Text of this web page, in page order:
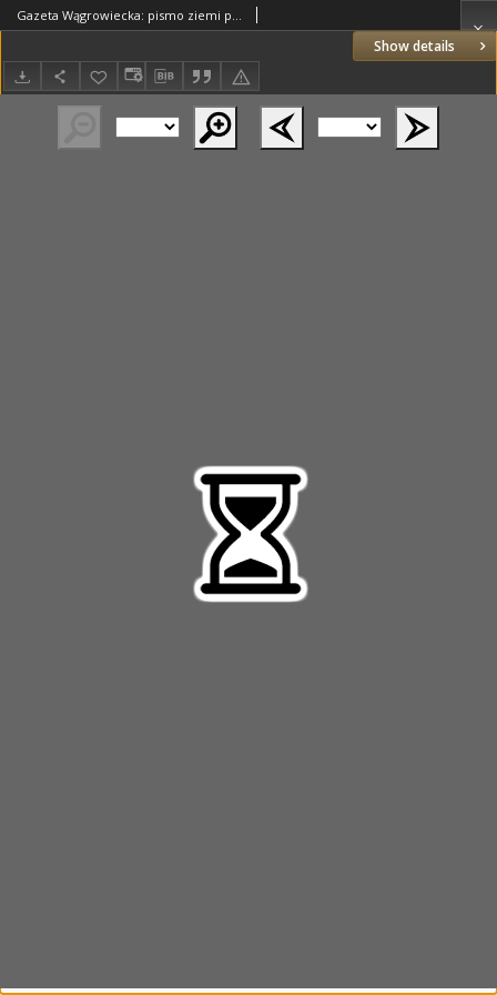
Show details
Gazeta Wągrowiecka: pismo ziemi pałuckiej 1936.01.16 R.16 Nr12